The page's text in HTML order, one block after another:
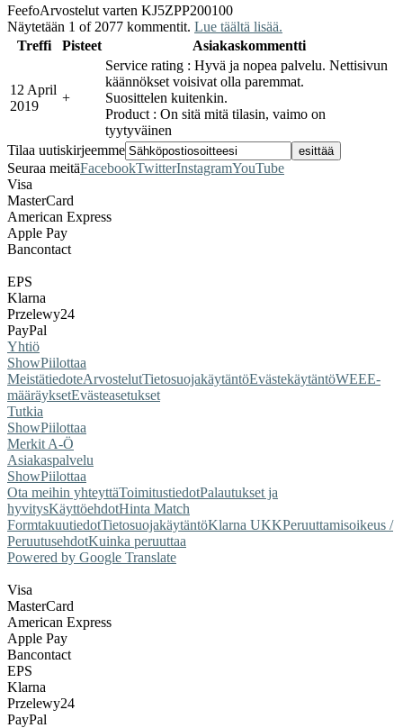
FeefoArvostelut varten KJ5ZPP200100
Näytetään 1 of 2077 kommentit. Lue täältä lisää.
Treffi
Pisteet Asiakaskommentti
12 April
2019
+
Service rating : Hyvä ja nopea palvelu. Nettisivun
käännökset voisivat olla paremmat.
Suosittelen kuitenkin.
Product : On sitä mitä tilasin, vaimo on
tyytyväinen
Tilaa uutiskirjeemme
Seuraa meitäFacebookTwitterInstagramYouTube
Visa
MasterCard
American Express
Apple Pay
Bancontact
EPS
Klarna
Przelewy24
PayPal
Yhtiö
ShowPiilottaa
MeistätiedoteArvostelutTietosuojakäytäntöEvästekäytäntöWEEE-
määräyksetEvästeasetukset
Tutkia
ShowPiilottaa
Merkit A-Ö
Asiakaspalvelu
ShowPiilottaa
Ota meihin yhteyttäToimitustiedotPalautukset ja
hyvitysKäyttöehdotHinta Match
FormtakuutiedotTietosuojakäytäntöKlarna UKKPeruuttamisoikeus /
PeruutusehdotKuinka peruuttaa
Powered by Google Translate
Visa
MasterCard
American Express
Apple Pay
Bancontact
EPS
Klarna
Przelewy24
PayPal